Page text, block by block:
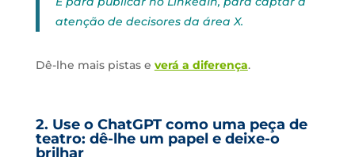
atenção de decisores da área X.
Dê-lhe mais pistas e verá a diferença.
2. Use o ChatGPT como uma peça de
teatro: dê-lhe um papel e deixe-o
brilhar